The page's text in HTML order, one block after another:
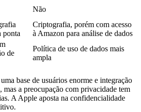
Não
ponta
Criptografia, porém com acesso
à Amazon para análise de dados
de
Política de uso de dados mais
ampla
base de usuários enorme e integração
, mas a preocupação com privacidade tem
A Apple aposta na confidencialidade